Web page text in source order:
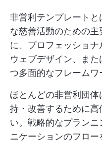
非営利テンプレートと
な慈善活動のための
に、プロフェッショナ
ウェブデザイン、ま
つ多面的なフレームワ
ほとんどの非営利団体
持・改善するために
い。戦略的なプランニ
ニケーションのフロ